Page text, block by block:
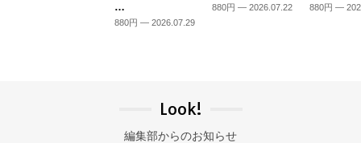
…
880円 — 2026.07.29
880円 — 2026.07.22 880円 —
Look!
編集部からのお知らせ